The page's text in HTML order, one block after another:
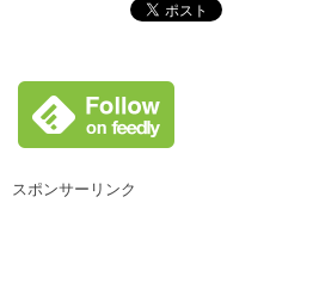
スポンサーリンク